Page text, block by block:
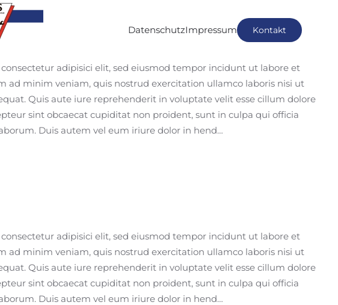
DatenschutzImpressum Kontakt
adipisici elit, sed eiusmod tempor incidunt ut labore et
ad minim veniam, quis nostrud exercitation ullamco laboris nisi ut
Quis aute iure reprehenderit in voluptate velit esse cillum dolore
sint obcaecat cupiditat non proident, sunt in culpa qui officia
Duis autem vel eum iriure dolor in hend…
adipisici elit, sed eiusmod tempor incidunt ut labore et
ad minim veniam, quis nostrud exercitation ullamco laboris nisi ut
Quis aute iure reprehenderit in voluptate velit esse cillum dolore
sint obcaecat cupiditat non proident, sunt in culpa qui officia
Duis autem vel eum iriure dolor in hend…